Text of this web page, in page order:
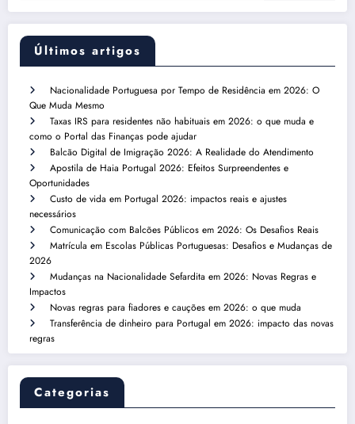
Últimos artigos
Nacionalidade Portuguesa por Tempo de Residência em 2026: O
Que Muda Mesmo
Taxas IRS para residentes não habituais em 2026: o que muda e
como o Portal das Finanças pode ajudar
Balcão Digital de Imigração 2026: A Realidade do Atendimento
Apostila de Haia Portugal 2026: Efeitos Surpreendentes e
Oportunidades
Custo de vida em Portugal 2026: impactos reais e ajustes
necessários
Comunicação com Balcões Públicos em 2026: Os Desafios Reais
Matrícula em Escolas Públicas Portuguesas: Desafios e Mudanças de
2026
Mudanças na Nacionalidade Sefardita em 2026: Novas Regras e
Impactos
Novas regras para fiadores e cauções em 2026: o que muda
Transferência de dinheiro para Portugal em 2026: impacto das novas
regras
Categorias